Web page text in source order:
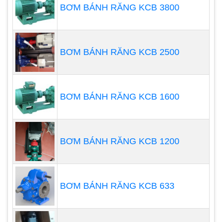
Ít rung lắc: Bơm bùn trục vít vận hành ổn định và ít
rung lắc. Sự ổn định này làm giảm xáo trộn và biến
đổi của chất lỏng trong quá trình bơm, giúp duy trì
tính chất của chất lỏng và đảm bảo hiệu suất ổn
định.
BƠM BÁNH RĂNG KCB 3800
BƠM BÁNH RĂNG KCB 2500
BƠM BÁNH RĂNG KCB 1600
BƠM BÁNH RĂNG KCB 1200
BƠM BÁNH RĂNG KCB 633